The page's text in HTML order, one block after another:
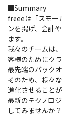
■Summary
freeeは「スモー
ンを掲げ、会計
ます。
我々のチームは
客様のためにク
最先端のバック
そのため、様々
進化させること
最新のテクノロ
してみませんか？